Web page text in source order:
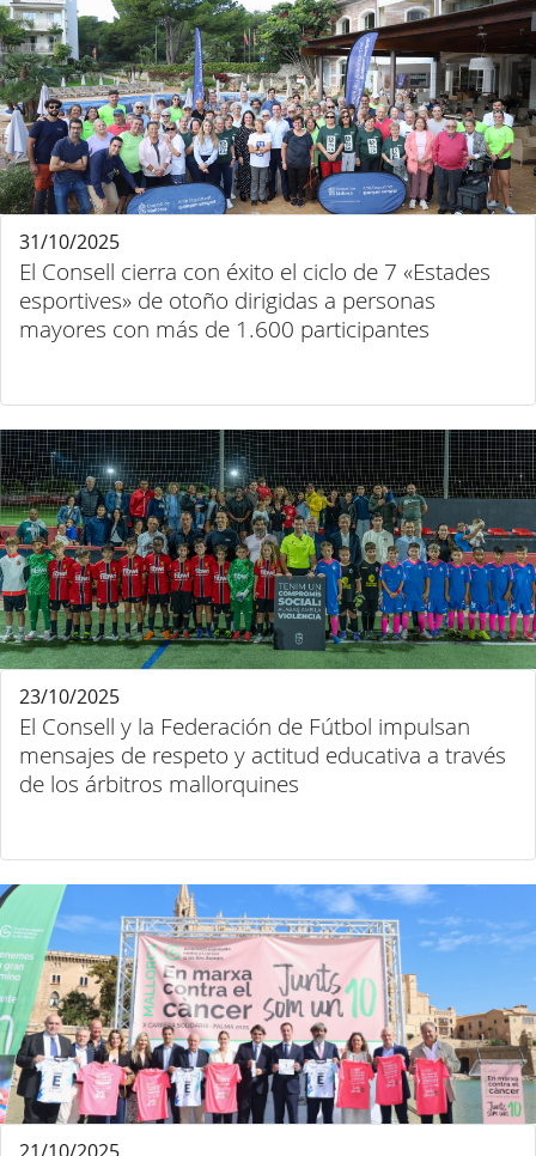
El Consell cierra con éxito el ciclo de 7 «Estades
esportives» de otoño dirigidas a personas
mayores con más de 1.600 participantes
31/10/2025
El Consell y la Federación de Fútbol impulsan
mensajes de respeto y actitud educativa a través
de los árbitros mallorquines
23/10/2025